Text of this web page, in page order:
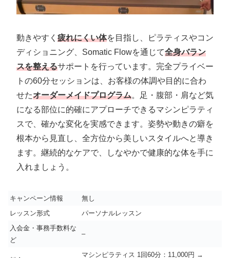
動きやすく 疲れにくい体を目指し、ピラティスやコン
ディショニング、Somatic Flowを通じて全身バラン
スを整えるサポートを行っています。完全プライベー
トの60分セッションは、お客様の体調や目的に合わ
せたオーダーメイドプログラム。足・腹部・肩など気
になる部位に的確にアプローチできるマシンピラティ
スで、確かな変化を実感できます。姿勢や動きの癖を
根本から見直し、全方位から美しいスタイルへと導き
ます。継続的なケアで、しなやかで健康的な体を手に
入れましょう。
キャンペーン情報
無し
レッスン形式
パーソナルレッスン
入会金・事務手数料な
ど
–
マシンピラティス 1回60分：11,000円 →